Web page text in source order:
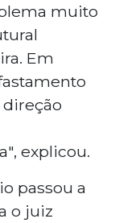
muito
Em
explicou.
passou a
o juiz